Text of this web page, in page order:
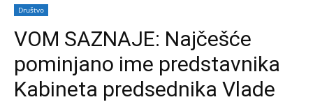
Društvo
VOM SAZNAJE: Najčešće
pominjano ime predstavnika
Kabineta predsednika Vlade